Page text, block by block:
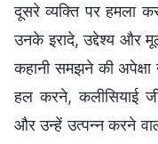
दूसरे व्यक्ति पर हमला
उनके इरादे, उद्देश्य और
कहानी समझने की
हल करने, कलीसियाई
और उन्हें उत्पन्न करने